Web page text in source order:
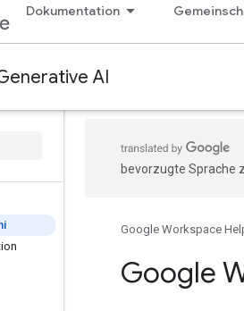
Dokumentation
AI
bevorzugte Sprache
Google Workspace
Google